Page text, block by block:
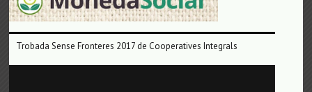
Trobada Sense Fronteres 2017 de Cooperatives Integrals